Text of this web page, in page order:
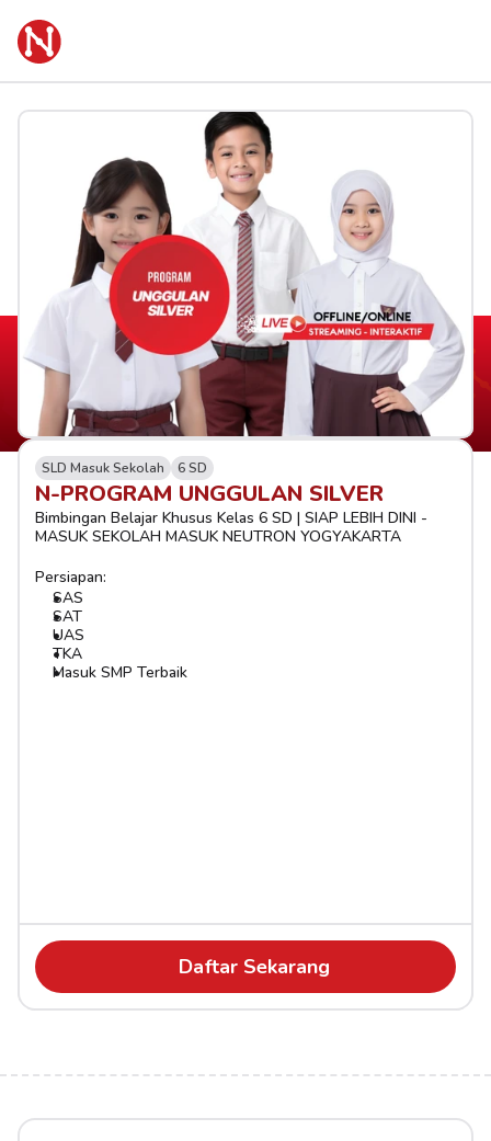
SLD Masuk Sekolah 6 SD
N-PROGRAM UNGGULAN SILVER
Bimbingan Belajar Khusus Kelas 6 SD | SIAP LEBIH DINI -
MASUK SEKOLAH MASUK NEUTRON YOGYAKARTA
Persiapan:
SAS
SAT
UAS
TKA
Masuk SMP Terbaik
Daftar Sekarang